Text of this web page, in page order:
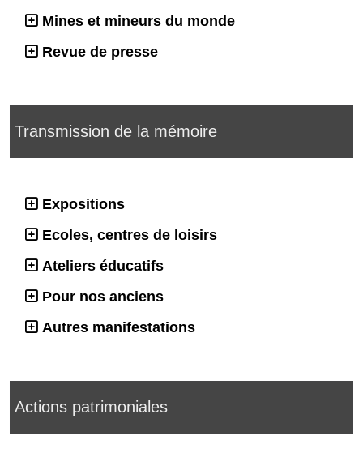
Mines et mineurs du monde
Revue de presse
Transmission de la mémoire
Expositions
Ecoles, centres de loisirs
Ateliers éducatifs
Pour nos anciens
Autres manifestations
Actions patrimoniales